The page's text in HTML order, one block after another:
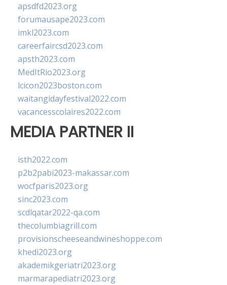
apsdfd2023.org
forumausape2023.com
imkl2023.com
careerfaircsd2023.com
apsth2023.com
MedItRio2023.org
lcicon2023boston.com
waitangidayfestival2022.com
vacancesscolaires2022.com
MEDIA PARTNER II
isth2022.com
p2b2pabi2023-makassar.com
wocfparis2023.org
sinc2023.com
scdlqatar2022-qa.com
thecolumbiagrill.com
provisionscheeseandwineshoppe.com
khedi2023.org
akademikgeriatri2023.org
marmarapediatri2023.org